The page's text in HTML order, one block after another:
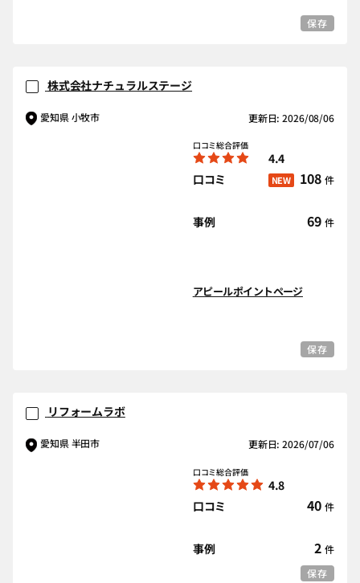
保存
株式会社ナチュラルステージ
愛知県 小牧市 更新日: 2026/08/06
口コミ総合評価
4.4
口コミ
NEW 108 件
事例 69 件
アピールポイントページ
保存
リフォームラボ
愛知県 半田市 更新日: 2026/07/06
口コミ総合評価
4.8
口コミ
40 件
事例 2 件
保存